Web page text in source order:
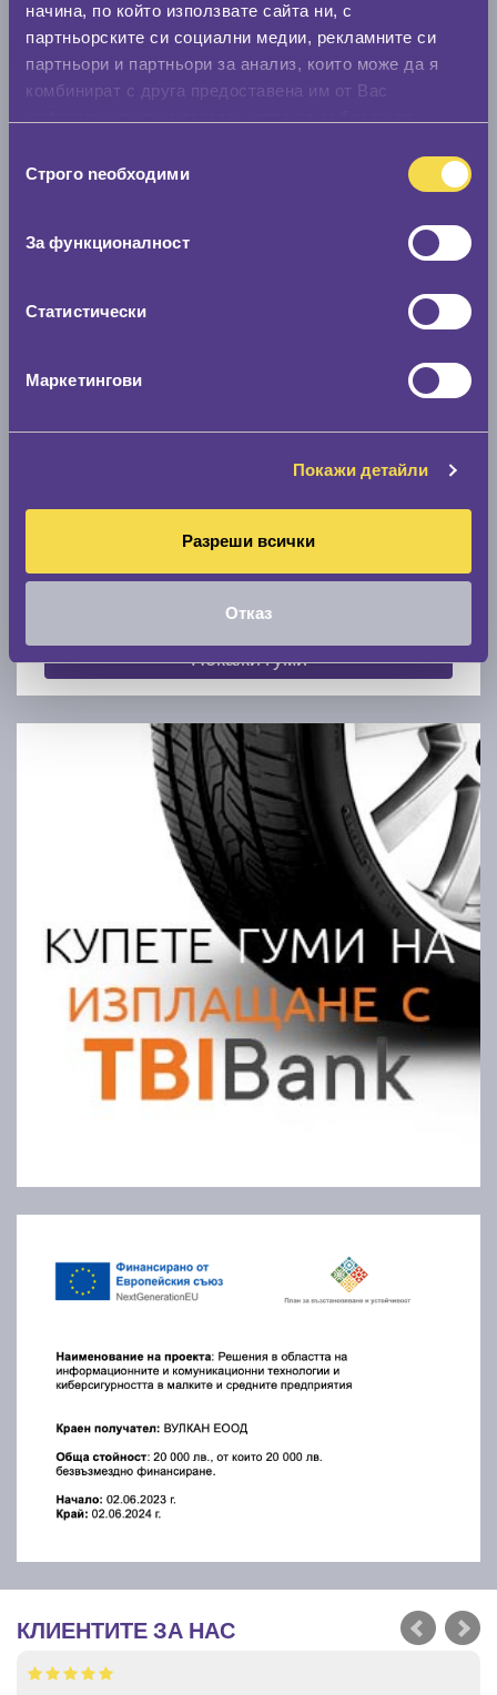
начина, по който използвате сайта ни, с
партньорските си социални медии, рекламните си
партньори и партньори за анализ, които може да я
комбинират с друга предоставена им от Вас
наСтрого nеобходими
За функционалност
Статистически
Маркетингови
Покажи детайли
Разреши всички
Отказ
Стар размер
Скоростомер при 100
По марка автомобил
Покажи гуми
КЛИЕНТИТЕ ЗА НАС